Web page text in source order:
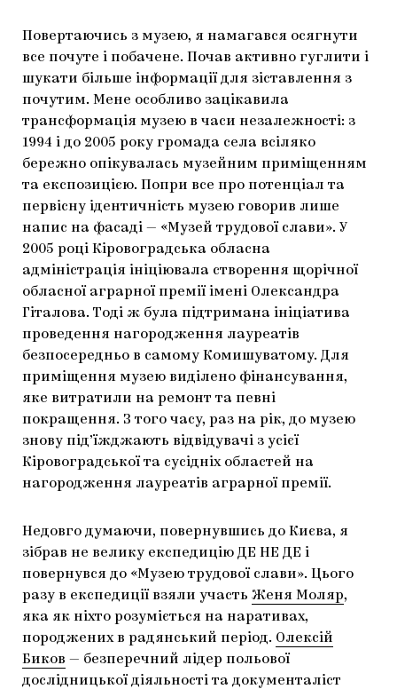
Повертаючись з музею, я намагався осягнути
все почуте і побачене. Почав активно гуглити і
шукати більше інформації для зіставлення з
почутим. Мене особливо зацікавила
трансформація музею в часи незалежності: з
1994 і до 2005 року громада села всіляко
бережно опікувалась музейним приміщенням
та експозицією. Попри все про потенціал та
первісну ідентичність музею говорив лише
напис на фасаді — «Музей трудової слави». У
2005 році Кіровоградська обласна
адміністрація ініціювала створення щорічної
обласної аграрної премії імені Олександра
Гіталова. Тоді ж була підтримана ініціатива
проведення нагородження лауреатів
безпосередньо в самому Комишуватому. Для
приміщення музею виділено фінансування,
яке витратили на ремонт та певні
покращення. З того часу, раз на рік, до музею
знову під’їжджають відвідувачі з усієї
Кіровоградської та сусідніх областей на
нагородження лауреатів аграрної премії.
Недовго думаючи, повернувшись до Києва, я
зібрав не велику експедицію ДЕ НЕ ДЕ і
повернувся до «Музею трудової слави». Цього
разу в експедиції взяли участь Женя Моляр,
яка як ніхто розуміється на наративах,
породжених в радянський період. Олексій
Биков — безперечний лідер польової
дослідницької діяльності та документаліст